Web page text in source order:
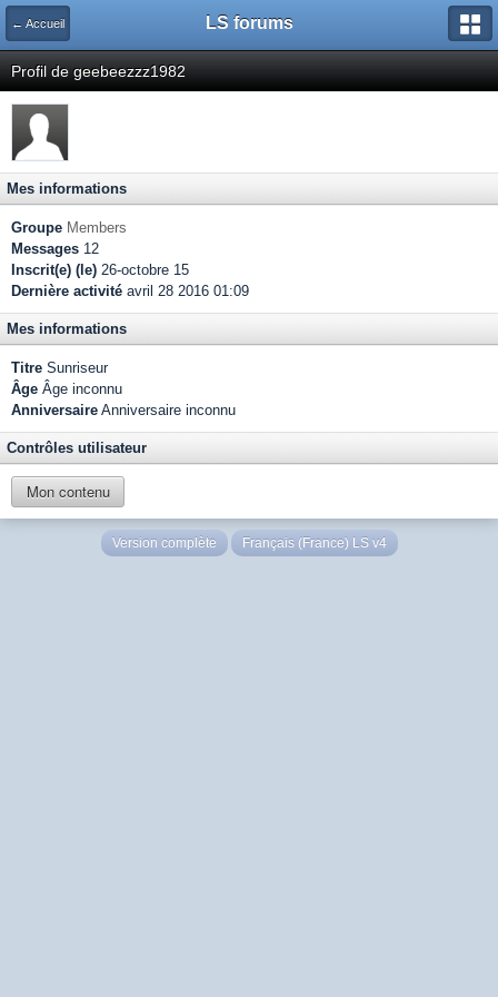
← Accueil LS forums
Profil de geebeezzz1982
Mes informations
Groupe Members
Messages 12
Inscrit(e) (le) 26-octobre 15
Dernière activité avril 28 2016 01:09
Mes informations
Titre Sunriseur
Âge Âge inconnu
Anniversaire Anniversaire inconnu
Contrôles utilisateur
Mon contenu
Version complète Français (France) LS v4